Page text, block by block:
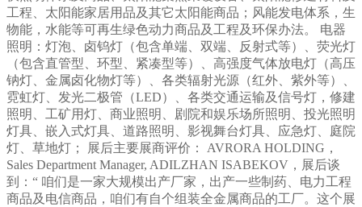
工程、太阳能家居用品及其它太阳能商品；风能发电体系，生
物能，水能等可再生绿色动力商品及工程及环保办法。 电器
照明：灯泡、卤钨灯（包含单端、双端、反射式等）、荧光灯
（包含直管型、环型、紧凑型等）、高强度气体放电灯（高压
钠灯、金属卤化物灯等）、各类辐射光源（红外、紫外等）、
霓虹灯、发光二极管（LED）、各类交通运输及信号灯，修建
照明、工矿用灯、商业照明、剧院和娱乐场所照明、投光照明
灯具、嵌入式灯具、道路照明、影视舞台灯具、应急灯、庭院
灯、草地灯； 展后主要展商评价： AVRORA HOLDING，
Sales Department Manager, ADILZHAN ISABEKOV，展后谈
到：“ 咱们是一家大规模出产厂家，出产一些制药、电力工程
商品及电信商品，咱们有自个组装全金属商品的工厂。这个展